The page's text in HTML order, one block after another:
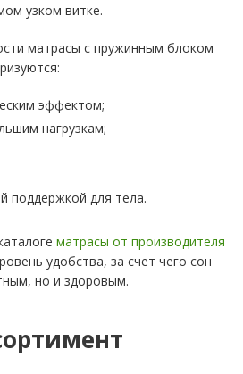
узком витке.
матрасы с пружинным блоком
эффектом;
нагрузкам;
поддержкой для тела.
матрасы от производителя
удобства, за счет чего сон
но и здоровым.